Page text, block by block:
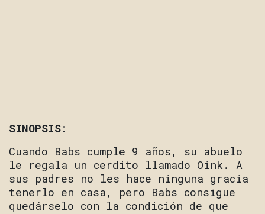
SINOPSIS:
Cuando Babs cumple 9 años, su abuelo
le regala un cerdito llamado Oink. A
sus padres no les hace ninguna gracia
tenerlo en casa, pero Babs consigue
quedárselo con la condición de que